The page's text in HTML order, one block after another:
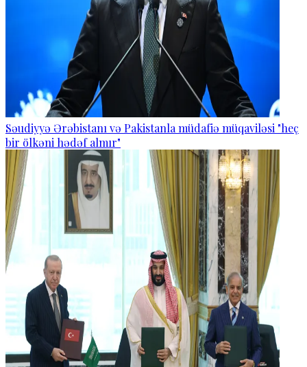
Səudiyyə Ərəbistanı və Pakistanla müdafiə müqaviləsi "heç
bir ölkəni hədəf almır"